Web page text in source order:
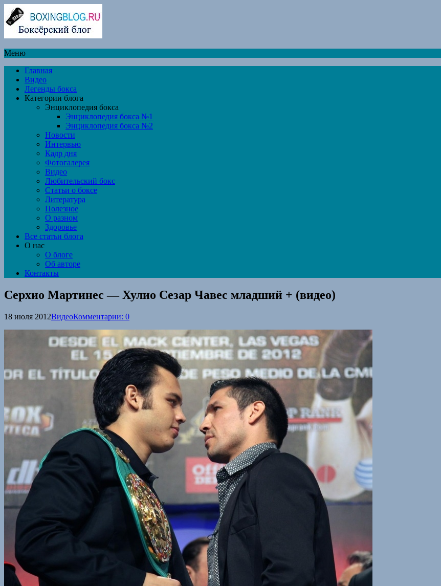
Меню
Главная
Видео
Легенды бокса
Категории блога
Энциклопедия бокса
Энциклопедия бокса №1
Энциклопедия бокса №2
Новости
Интервью
Кадр дня
Фотогалерея
Видео
Любительский бокс
Статьи о боксе
Литература
Полезное
О разном
Здоровье
Все статьи блога
О нас
О блоге
Об авторе
Контакты
Серхио Мартинес — Хулио Сезар Чавес младший + (видео)
18 июля 2012ВидеоКомментарии: 0